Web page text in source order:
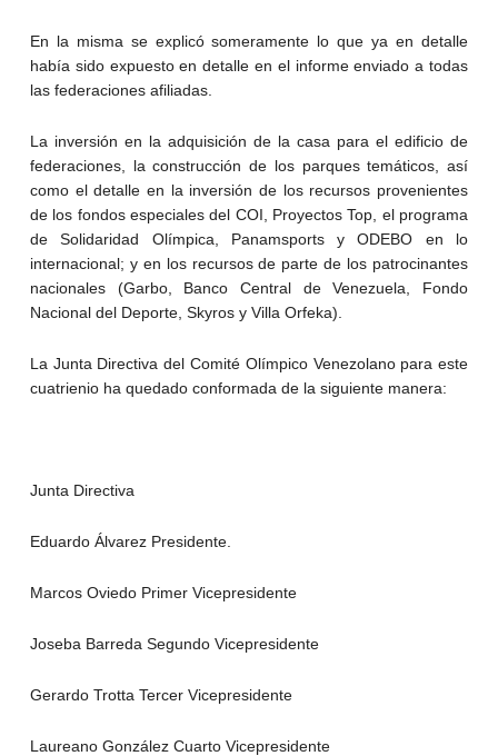
En la misma se explicó someramente lo que ya en detalle
había sido expuesto en detalle en el informe enviado a todas
las federaciones afiliadas.
La inversión en la adquisición de la casa para el edificio de
federaciones, la construcción de los parques temáticos, así
como el detalle en la inversión de los recursos provenientes
de los fondos especiales del COI, Proyectos Top, el programa
de Solidaridad Olímpica, Panamsports y ODEBO en lo
internacional; y en los recursos de parte de los patrocinantes
nacionales (Garbo, Banco Central de Venezuela, Fondo
Nacional del Deporte, Skyros y Villa Orfeka).
La Junta Directiva del Comité Olímpico Venezolano para este
cuatrienio ha quedado conformada de la siguiente manera:
Junta Directiva
Eduardo Álvarez Presidente.
Marcos Oviedo Primer Vicepresidente
Joseba Barreda Segundo Vicepresidente
Gerardo Trotta Tercer Vicepresidente
Laureano González Cuarto Vicepresidente